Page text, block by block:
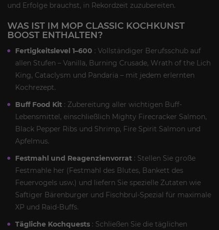
und Erfolge brauchst, in Rekordzeit zuzubereiten.
WAS IST IM MOP CLASSIC KOCHKUNST
BOOST ENTHALTEN?
Fertigkeitslevel 1–600 : Vollständiger Berufsschub auf
allen Stufen – Vanilla, Burning Crusade, Wrath of the Lich
King, Cataclysm und Pandaria – mit jedem erlernten
Kochrezept.
Buff Food Kit : Zubereitung aller wichtigen Buff-
Lebensmittel, einschließlich Mighty Firecracker Salmon,
Black Pepper Ribs und Shrimp, Fire Spirit Salmon und
Apfelmus.
Festmahl und Reagenzienvorrat : Stellen Sie große
Festmahle her (Festmahl des Blutes, Bankett des
Feuervogels usw.) und liefern Sie spezielle Zutaten wie
Saftiger Bärenburger und Fischbrul-Spezial für maximale
XP und Raid-Buffs.
Tägliche Kochquests : Schließen Sie die täglichen